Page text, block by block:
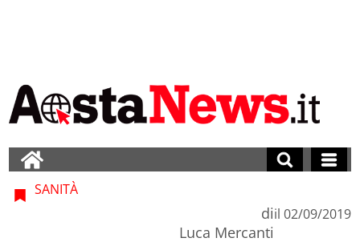
SANITÀ
di
Luca Mercanti
il 02/09/2019